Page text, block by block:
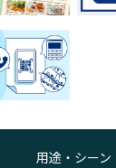
用途・シーン